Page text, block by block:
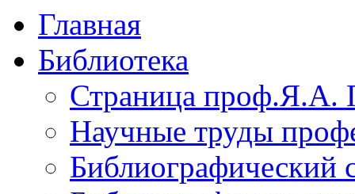
Главная
Библиотека
Страница проф.Я.А.
Научные труды
Библиографический